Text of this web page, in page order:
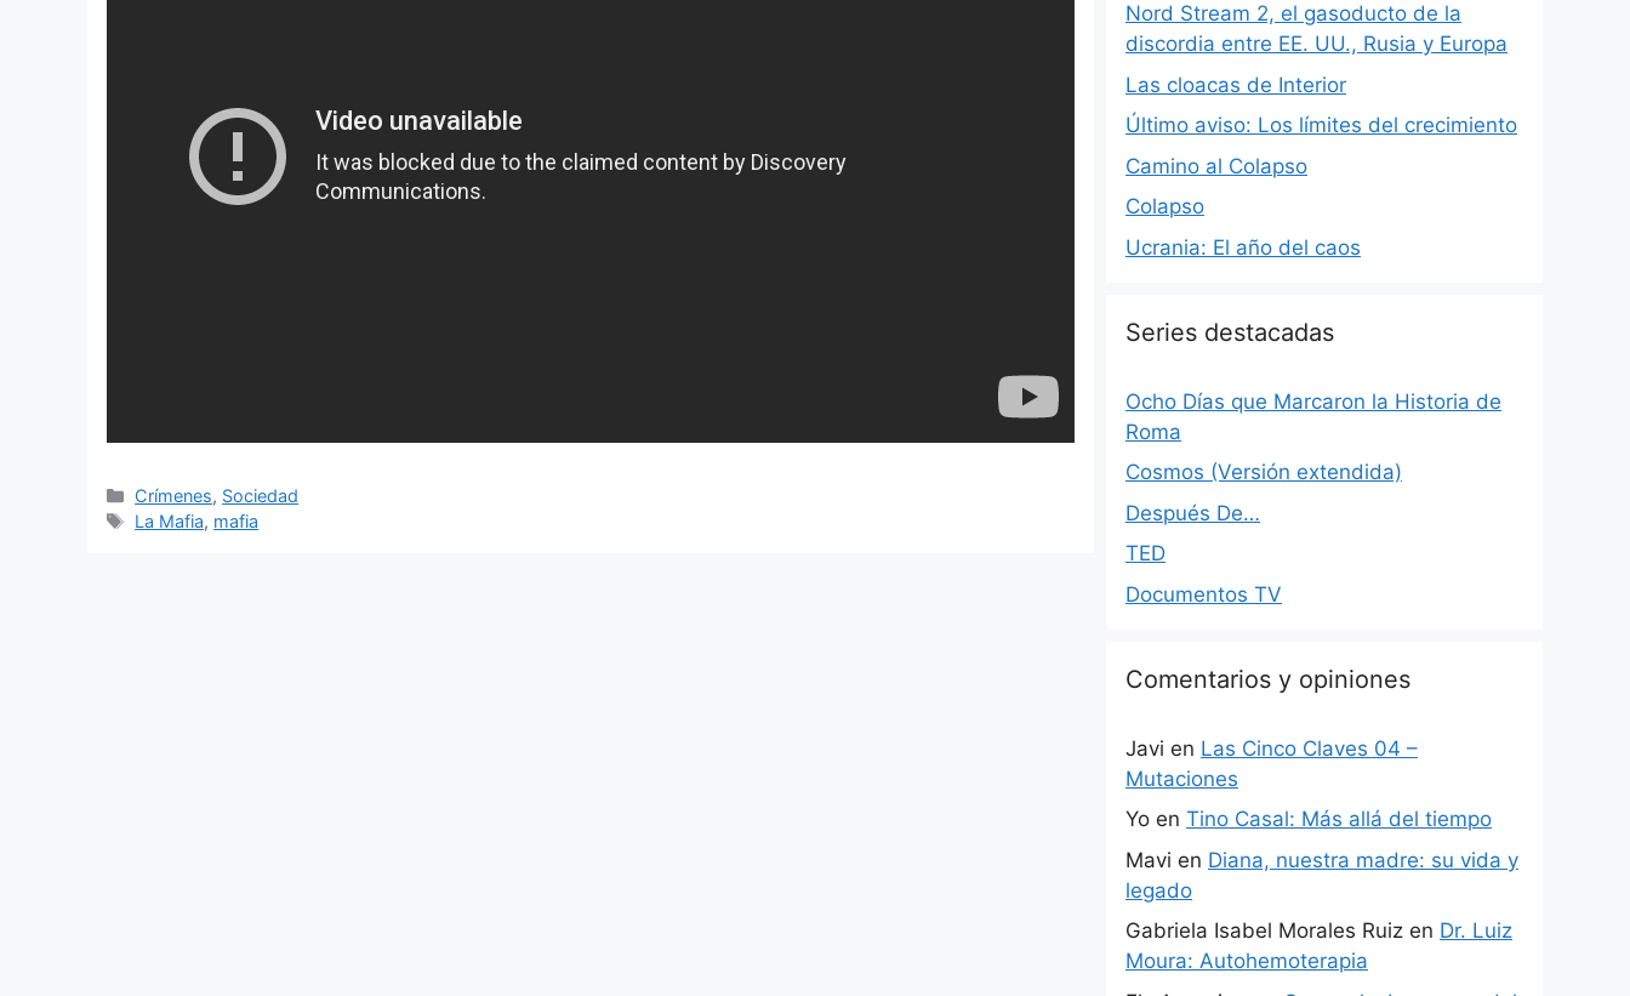
Categorías
Crímenes, Sociedad
Etiquetas
La Mafia, mafia
Nord Stream 2, el gasoducto de la
discordia entre EE. UU., Rusia y Europa
Las cloacas de Interior
Último aviso: Los límites del crecimiento
Camino al Colapso
Colapso
Ucrania: El año del caos
Series destacadas
Ocho Días que Marcaron la Historia de
Roma
Cosmos (Versión extendida)
Después De…
TED
Documentos TV
Comentarios y opiniones
Javi en Las Cinco Claves 04 –
Mutaciones
Yo en Tino Casal: Más allá del tiempo
Mavi en Diana, nuestra madre: su vida y
legado
Gabriela Isabel Morales Ruiz en Dr. Luiz
Moura: Autohemoterapia